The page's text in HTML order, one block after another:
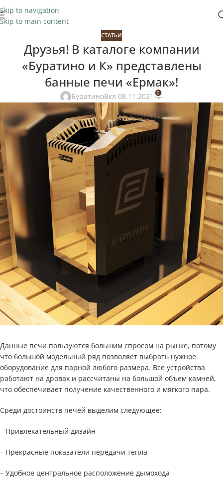
Skip to navigation
Skip to main content
СТАТЬИ
Друзья! В каталоге компании
«Буратино и К» представлены
банные печи «Ермак»!
БуратиноВкл 08.11.2021 0
Данные печи пользуются большим спросом на рынке, потому
что большой модельный ряд позволяет выбрать нужное
оборудование для парной любого размера. Все устройства
работают на дровах и рассчитаны на большой объем камней,
что обеспечивает получение качественного и мягкого пара.
Среди достоинств печей выделим следующее:
– Привлекательный дизайн
– Прекрасные показатели передачи тепла
– Удобное центральное расположение дымохода